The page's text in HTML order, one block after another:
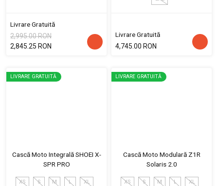
Livrare Gratuită
2,995.00 RON
2,845.25 RON
Livrare Gratuită
4,745.00 RON
LIVRARE GRATUITĂ
Cască Moto Integrală SHOEI X-
SPR PRO
XS S M L XL
LIVRARE GRATUITĂ
Cască Moto Modulară Z1R
Solaris 2.0
XS S M L XL